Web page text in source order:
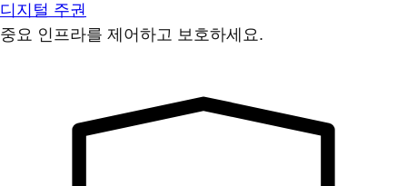
디지털 주권
중요 인프라를 제어하고 보호하세요.